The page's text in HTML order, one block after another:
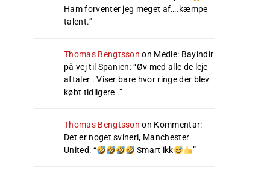
Ham forventer jeg meget af….kæmpe
talent.”
Thomas Bengtsson on Medie: Bayindir
på vej til Spanien: “Øv med alle de leje
aftaler . Viser bare hvor ringe der blev
købt tidligere .”
Thomas Bengtsson on Kommentar:
Det er noget svineri, Manchester
United: “ Smart ikk ”